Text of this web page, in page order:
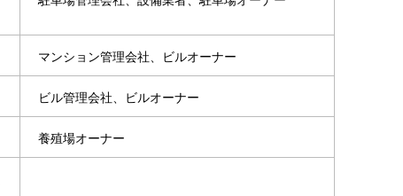
マンション管理会社、ビルオーナー
ビル管理会社、ビルオーナー
養殖場オーナー